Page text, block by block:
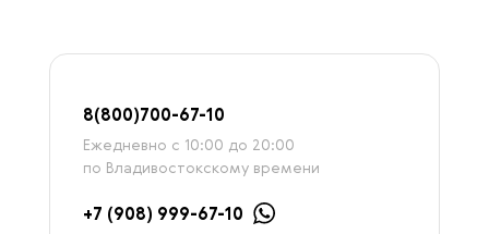
8(800)700-67-10
Ежедневно с 10:00 до 20:00
по Владивостокскому времени
+7 (908) 999-67-10